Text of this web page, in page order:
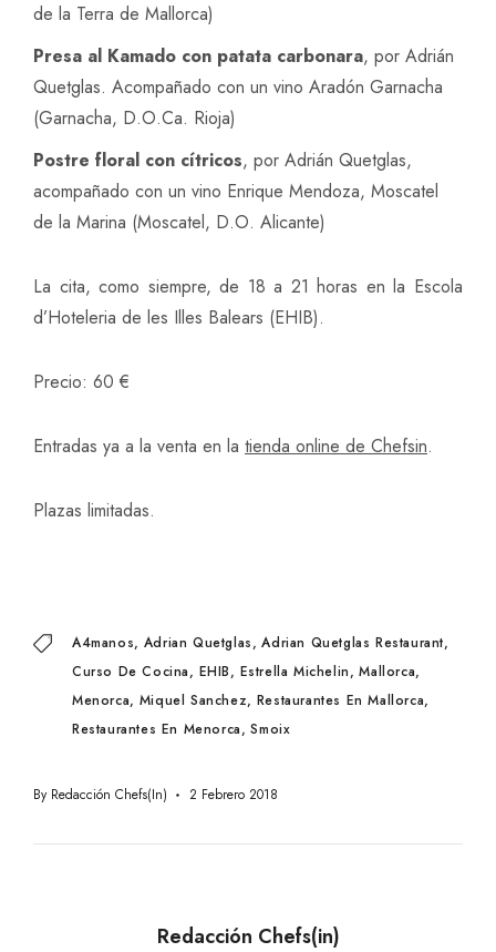
de la Terra de Mallorca)
Presa al Kamado con patata carbonara, por Adrián
Quetglas. Acompañado con un vino Aradón Garnacha
(Garnacha, D.O.Ca. Rioja)
Postre floral con cítricos, por Adrián Quetglas,
acompañado con un vino Enrique Mendoza, Moscatel
de la Marina (Moscatel, D.O. Alicante)
La cita, como siempre, de 18 a 21 horas en la Escola
d’Hoteleria de les Illes Balears (EHIB).
Precio: 60 €
Entradas ya a la venta en la tienda online de Chefsin.
Plazas limitadas.
A4manos Adrian Quetglas Adrian Quetglas Restaurant
Curso De Cocina
EHIB Estrella Michelin Mallorca
Menorca Miquel Sanchez Restaurantes En Mallorca
Restaurantes En Menorca Smoix
By Redacción Chefs(in) 2 Febrero 2018
Redacción Chefs(in)